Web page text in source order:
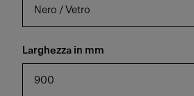
Nero / Vetro
Larghezza in mm
900